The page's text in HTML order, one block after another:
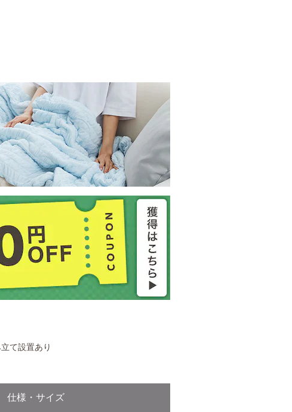
て設置あり
仕様・サイズ